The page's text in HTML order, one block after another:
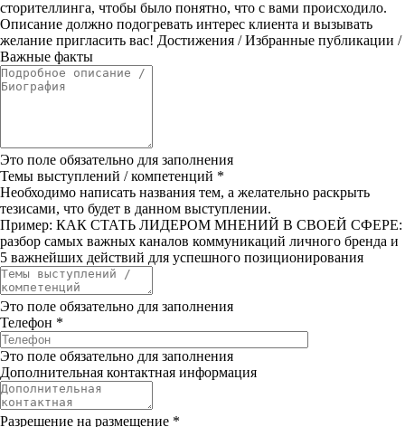
сторителлинга, чтобы было понятно, что с вами происходило.
Описание должно подогревать интерес клиента и вызывать
желание пригласить вас! Достижения / Избранные публикации /
Важные факты
Это поле обязательно для заполнения
Темы выступлений / компетенций *
Необходимо написать названия тем, а желательно раскрыть
тезисами, что будет в данном выступлении.
Пример: КАК СТАТЬ ЛИДЕРОМ МНЕНИЙ В СВОЕЙ СФЕРЕ:
разбор самых важных каналов коммуникаций личного бренда и
5 важнейших действий для успешного позиционирования
Это поле обязательно для заполнения
Телефон *
Это поле обязательно для заполнения
Дополнительная контактная информация
Разрешение на размещение *